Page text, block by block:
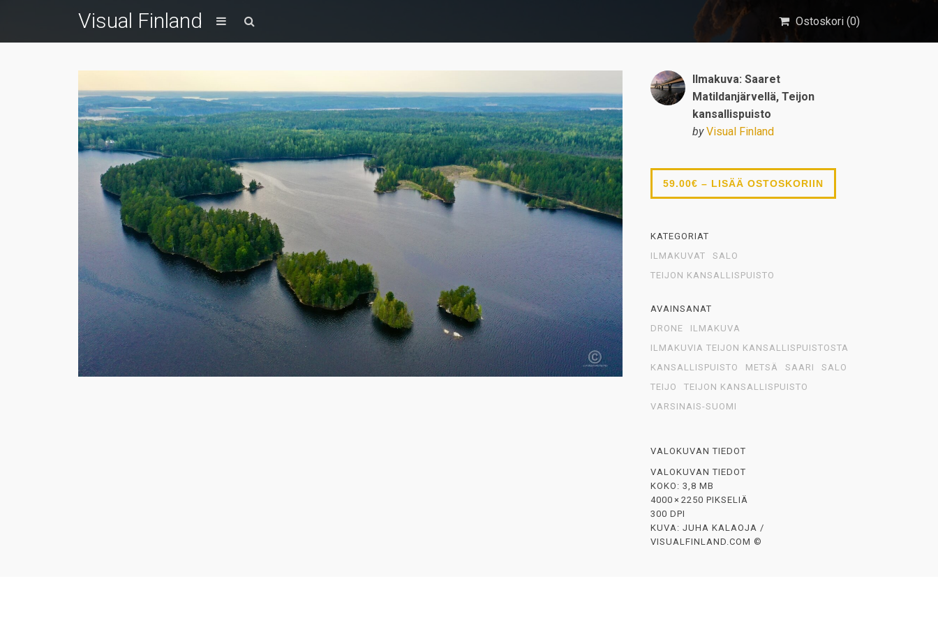
Visual Finland Ostoskori (0)
Ilmakuva: Saaret
Matildanjärvellä, Teijon
kansallispuisto
by Visual Finland
59.00€ – LISÄÄ OSTOSKORIIN
KATEGORIAT
ILMAKUVAT
SALO
TEIJON KANSALLISPUISTO
AVAINSANAT
DRONE
ILMAKUVA
ILMAKUVIA TEIJON KANSALLISPUISTOSTA
KANSALLISPUISTO
METSÄ SAARI
SALO
TEIJO
TEIJON KANSALLISPUISTO
VARSINAIS-SUOMI
VALOKUVAN TIEDOT
VALOKUVAN TIEDOT
KOKO: 3,8 MB
4000 × 2250 PIKSELIÄ
300 DPI
KUVA: JUHA KALAOJA /
VISUALFINLAND.COM ©